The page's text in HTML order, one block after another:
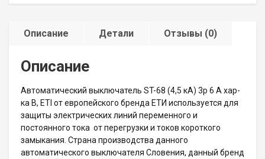
Описание Детали Отзывы (0)
Описание
Автоматический выключатель ST-68 (4,5 кА) 3p 6 А хар-
ка B, ETI от европейского бренда ЕТИ используется для
защиты электрических линий переменного и
постоянного тока от перегрузки и токов короткого
замыкания. Страна производства данного
автоматического выключателя Словения, данный бренд